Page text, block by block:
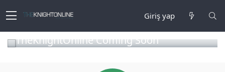
Giriş yap
TheKnightOnline Coming Soon